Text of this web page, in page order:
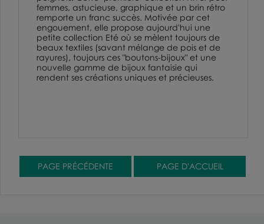
femmes, astucieuse, graphique et un brin rétro
remporte un franc succès. Motivée par cet
engouement, elle propose aujourd'hui une
petite collection Eté où se mèlent toujours de
beaux textiles (savant mélange de pois et de
rayures), toujours ces "boutons-bijoux" et une
nouvelle gamme de bijoux fantaisie qui
rendent ses créations uniques et précieuses.